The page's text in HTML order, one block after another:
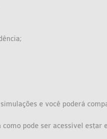
e você poderá
pode ser acessível estar